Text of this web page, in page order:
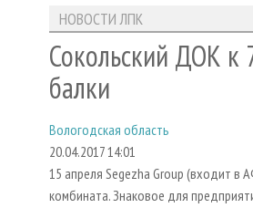
НОВОСТИ ЛПК
Сокольский ДОК к
балки
Вологодская область
20.04.2017 14:01
15 апреля Segezha Group (входит
комбината. Знаковое для